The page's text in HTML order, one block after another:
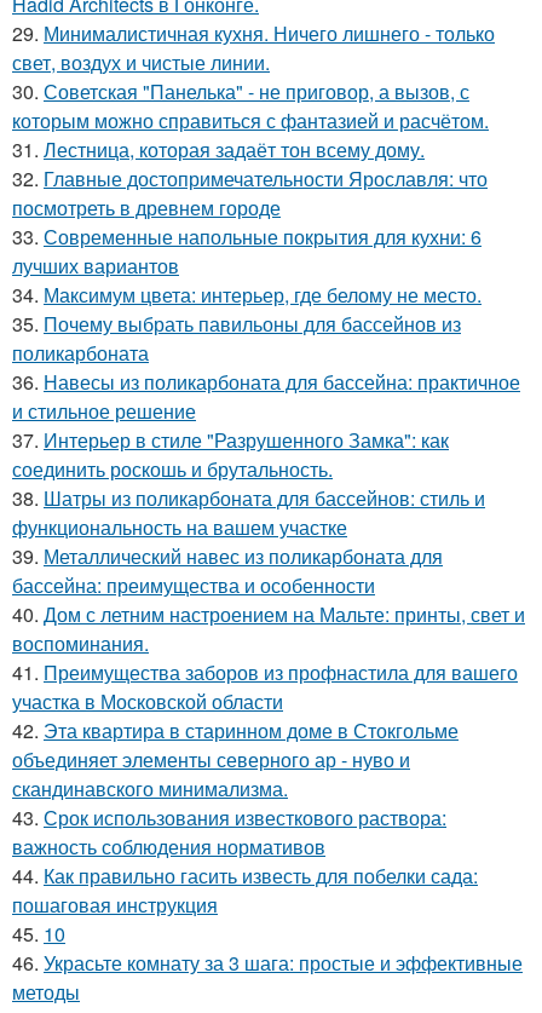
29. Минималистичная кухня. Ничего лишнего - только
свет, воздух и чистые линии.
30. Советская "Панелька" - не приговор, а вызов, с
которым можно справиться с фантазией и расчётом.
31. Лестница, которая задаёт тон всему дому.
32. Главные достопримечательности Ярославля: что
посмотреть в древнем городе
33. Современные напольные покрытия для кухни: 6
лучших вариантов
34. Максимум цвета: интерьер, где белому не место.
35. Почему выбрать павильоны для бассейнов из
поликарбоната
36. Навесы из поликарбоната для бассейна: практичное
и стильное решение
37. Интерьер в стиле "Разрушенного Замка": как
соединить роскошь и брутальность.
38. Шатры из поликарбоната для бассейнов: стиль и
функциональность на вашем участке
39. Металлический навес из поликарбоната для
бассейна: преимущества и особенности
40. Дом с летним настроением на Мальте: принты, свет и
воспоминания.
41. Преимущества заборов из профнастила для вашего
участка в Московской области
42. Эта квартира в старинном доме в Стокгольме
объединяет элементы северного ар - нуво и
скандинавского минимализма.
43. Срок использования известкового раствора:
важность соблюдения нормативов
44. Как правильно гасить известь для побелки сада:
пошаговая инструкция
45. 10
46. Украсьте комнату за 3 шага: простые и эффективные
методы